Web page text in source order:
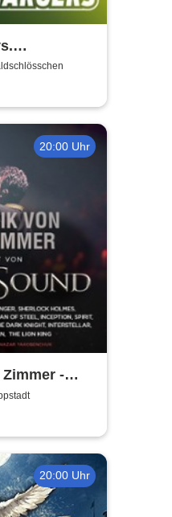
-
20:00 Uhr
-
of the
20:00 Uhr